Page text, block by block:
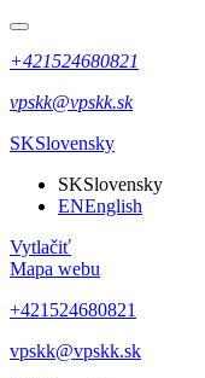
+421524680821
vpskk@vpskk.sk
SKSlovensky
SKSlovensky
ENEnglish
Vytlačiť
Mapa webu
+421524680821
vpskk@vpskk.sk